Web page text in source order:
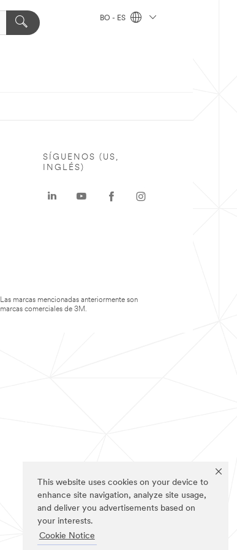
This website uses cookies on your device to
enhance site navigation, analyze site usage,
and deliver you advertisements based on
your interests.
Cookie Notice
BO - ES
SÍGUENOS (US,
INGLÉS)
Las marcas mencionadas anteriormente son
marcas comerciales de 3M.